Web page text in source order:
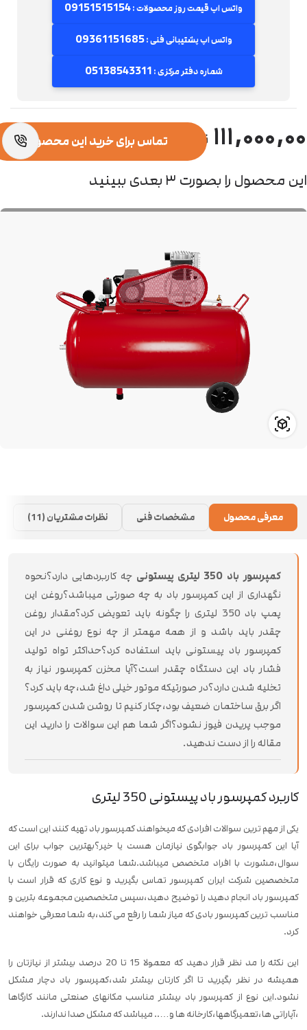
واتس اپ قیمت روز محصولات :09151515154
واتس اپ پشتیبانی فنی :09361151685
شماره دفتر مرکزی : 05138543311
تماس برای خرید این محصول
این محصول را بصورت ۳ بعدی ببینید
معرفی محصول مشخصات فنی نظرات مشتریان (11)
کمپرسور باد 350 لیتری پیستونی
چه کاربردهایی دارد؟نحوه
نگهداری از این کمپرسور باد به چه صورتی میباشد؟روغن این
پمپ باد 350 لیتری را چگونه باید تعویض کرد؟مقدار روغن
چقدر باید باشد و از همه مهمتر از چه نوع روغنی در این
کمپرسور باد پیستونی باید استفاده کرد؟حداکثر تواه تولید
فشار باد این دستگاه چقدر است؟آیا مخزن کمپرسور نیاز به
تخلیه شدن دارد؟در صورتیکه موتور خیلی داغ شد،چه باید کرد؟
اگر برق ساختمان ضعیف بود،چکار کنیم تا روشن شدن کمپرسور
موجب پریدن فیوز نشود؟اگر شما هم این سوالات را دارید این
مقاله را از دست ندهید.
کاربرد کمپرسور باد پیستونی 350 لیتری
یکی از مهم ترین سوالات افرادی که میخواهند کمپرسور باد تهیه کنند این است که
آیا این کمپرسور باد جوابگوی نیازمان هست یا خیر؟بهترین جواب برای این
سوال،مشورت با افراد متخصص میباشد.شما میتوانید به صورت رایگان با
متخصصین شرکت ایران کمپرسور تماس بگیرید و نوع کاری که قرار است با
کمپرسور باد انجام دهید را توضیح دهید،سپس متخصصین مجموعه بترین و
مناسب ترین کمپرسور بادی که میاز شما را رفع می کند،به شما معرفی خواهند
کرد.
این نکته را مد نظر قرار دهید که معمولا 15 تا 20 درصد بیشتر از نیازتان را
همیشه در نظر بگیرید تا اگر کارتان بیشتر شد،کمپرسور باد دچار مشکل
نشود.این نوع از کمپرسور باد بیشتر مناسب مکانهای صنعتی مانند کارگاها
،آپاراتی ها،تعمیرگاهها،کارخانه ها و….. میباشد که مشکل صدا ندارند.